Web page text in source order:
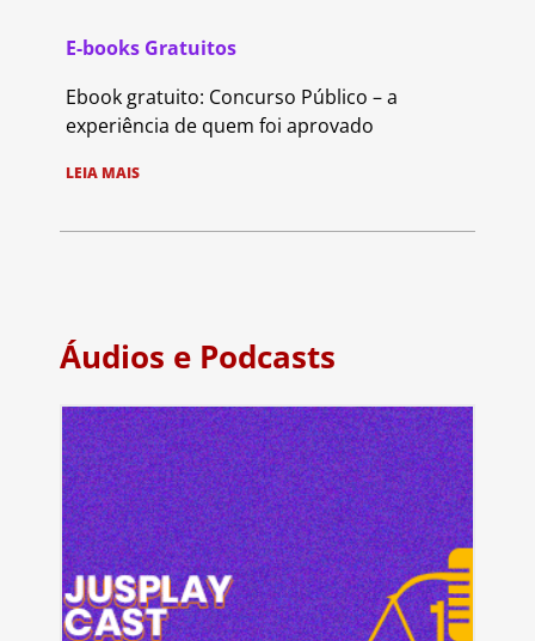
E-books Gratuitos
Ebook gratuito: Concurso Público – a
experiência de quem foi aprovado
LEIA MAIS
Áudios e Podcasts